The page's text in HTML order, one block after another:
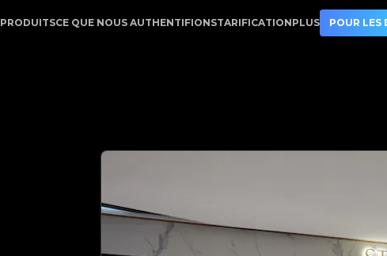
LegitApp | Votre partenaire de confiance pour
PRODUITSCE QUE NOUS AUTHENTIFIONSTARIFICATIONPLUS POUR LES